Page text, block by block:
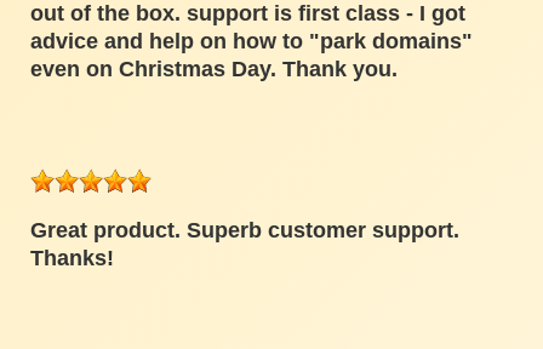
out of the box. support is first class - I got
advice and help on how to "park domains"
even on Christmas Day. Thank you.
Great product. Superb customer support.
Thanks!